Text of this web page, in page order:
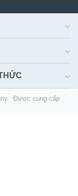
Được cung cấp